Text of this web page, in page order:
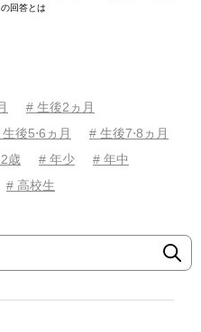
回答とは
# 生後2ヵ月
後5⋅6ヵ月
# 生後7⋅8ヵ月
歳 # 年少
# 年中
# 高校生